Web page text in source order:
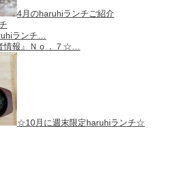
4月のharuhiランチご紹介
ランチ…
情報』Ｎｏ．７☆…
☆10月に週末限定haruhiランチ☆